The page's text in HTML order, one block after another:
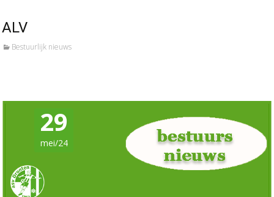
ALV
Bestuurlijk nieuws
29
mei/24